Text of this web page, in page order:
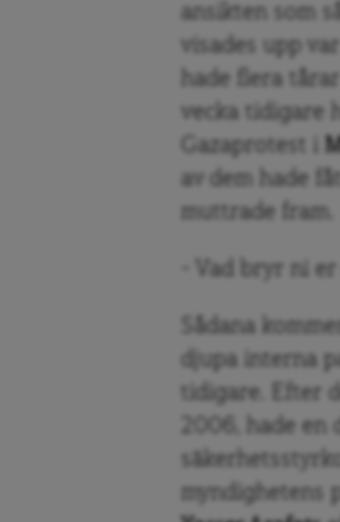
ansikten som
visades upp
hade flera
vecka tidigare
Gazaprotest i
av dem hade
muttrade fram.
– Vad bryr ni
Sådana
djupa interna
tidigare. Efter
2006, hade
myndighetens